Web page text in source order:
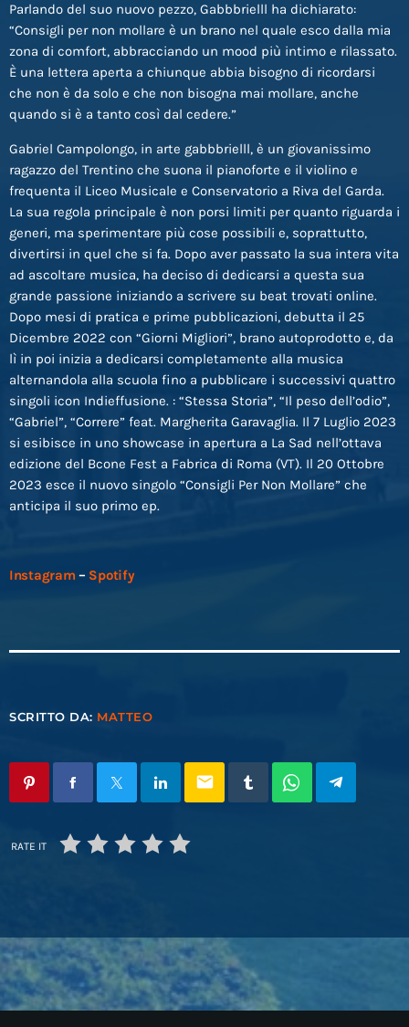
Parlando del suo nuovo pezzo, Gabbbrielll ha dichiarato:
“Consigli per non mollare è un brano nel quale esco dalla mia
zona di comfort, abbracciando un mood più intimo e rilassato.
È una lettera aperta a chiunque abbia bisogno di ricordarsi
che non è da solo e che non bisogna mai mollare, anche
quando si è a tanto così dal cedere.”
Gabriel Campolongo, in arte gabbbrielll, è un giovanissimo
ragazzo del Trentino che suona il pianoforte e il violino e
frequenta il Liceo Musicale e Conservatorio a Riva del Garda.
La sua regola principale è non porsi limiti per quanto riguarda i
generi, ma sperimentare più cose possibili e, soprattutto,
divertirsi in quel che si fa. Dopo aver passato la sua intera vita
ad ascoltare musica, ha deciso di dedicarsi a questa sua
grande passione iniziando a scrivere su beat trovati online.
Dopo mesi di pratica e prime pubblicazioni, debutta il 25
Dicembre 2022 con “Giorni Migliori”, brano autoprodotto e, da
lì in poi inizia a dedicarsi completamente alla musica
alternandola alla scuola fino a pubblicare i successivi quattro
singoli icon Indieffusione. : “Stessa Storia”, “Il peso dell’odio”,
“Gabriel”, “Correre” feat. Margherita Garavaglia. Il 7 Luglio 2023
si esibisce in uno showcase in apertura a La Sad nell’ottava
edizione del Bcone Fest a Fabrica di Roma (VT). Il 20 Ottobre
2023 esce il nuovo singolo “Consigli Per Non Mollare” che
anticipa il suo primo ep.
Instagram – Spotify
SCRITTO DA: MATTEO
email
RATE IT